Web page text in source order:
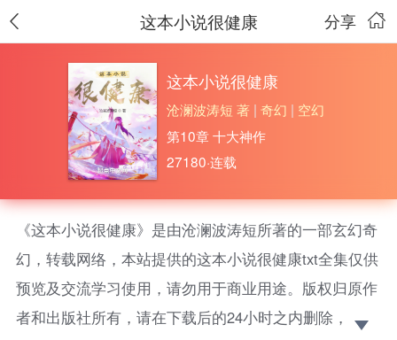
分享
这本小说很健康
这本小说很健康
沧澜波涛短 著 | 奇幻 | 空幻
第10章 十大神作
27180·连载
《这本小说很健康》是由沧澜波涛短所著的一部玄幻奇
幻，转载网络，本站提供的这本小说很健康txt全集仅供
预览及交流学习使用，请勿用于商业用途。版权归原作
者和出版社所有，请在下载后的24小时之内删除，如果